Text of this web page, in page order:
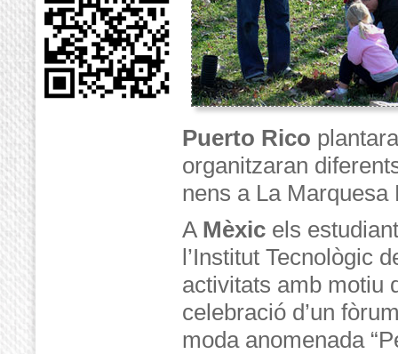
Puerto Rico
organitzaran
nens a La Marquesa
A Mèxic els
l’Institut Tecnològic
activitats amb motiu
celebració d’un
moda anomenada